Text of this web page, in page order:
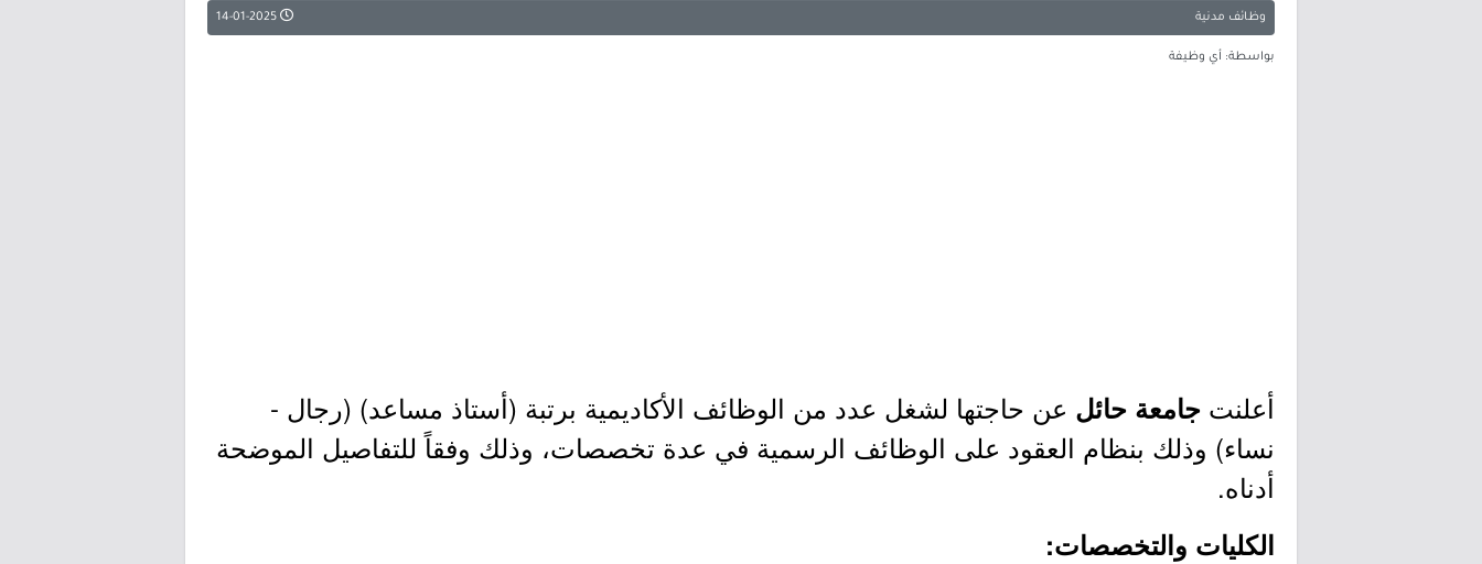
وظائف مدنية
بواسطة: أي وظيفة
أعلنت جامعة حائل عن حاجتها لشغل عدد من الوظائف الأكاديمية برتبة (أستاذ مساعد) (رجال -
نساء) وذلك بنظام العقود على الوظائف الرسمية في عدة تخصصات، وذلك وفقاً للتفاصيل الموضحة
أدناه.
الكليات والتخصصات: